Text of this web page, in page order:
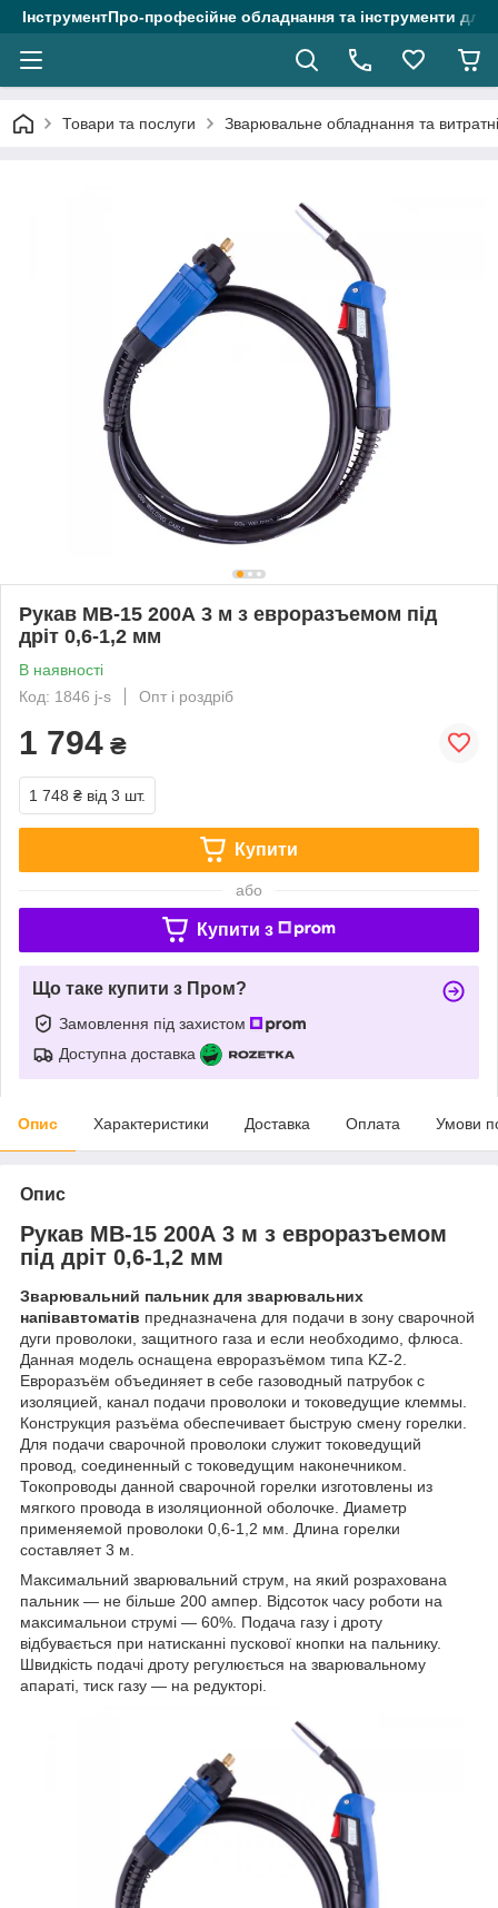
ІнструментПро-професійне обладнання та інструменти для
Товари та послуги Зварювальне обладнання та
Рукав MB-15 200А 3 м з евроразъемом під
дріт 0,6-1,2 мм
В наявності
Код: 1846 j-s
Опт і роздріб
1 794 ₴
1 748 ₴ від 3 шт.
Купити
або
Купити з
Що таке купити з Пром?
Замовлення під захистом
Доступна доставка
Опис Характеристики Доставка Оплата Умови
Опис
Рукав MB-15 200А 3 м з евроразъемом
під дріт 0,6-1,2 мм
Зварювальний пальник для зварювальних
напівавтоматів предназначена для подачи в зону сварочной
дуги проволоки, защитного газа и если необходимо, флюса.
Данная модель оснащена евроразъёмом типа KZ-2.
Евроразъём объединяет в себе газоводный патрубок с
изоляцией, канал подачи проволоки и токоведущие клеммы.
Конструкция разъёма обеспечивает быструю смену горелки.
Для подачи сварочной проволоки служит токоведущий
провод, соединенный с токоведущим наконечником.
Токопроводы данной сварочной горелки изготовлены из
мягкого провода в изоляционной оболочке. Диаметр
применяемой проволоки 0,6-1,2 мм. Длина горелки
составляет 3 м.
Максимальний зварювальний струм, на який розрахована
пальник ― не більше 200 ампер. Відсоток часу роботи на
максимальнои струмі ― 60%. Подача газу і дроту
відбувається при натисканні пускової кнопки на пальнику.
Швидкість подачі дроту регулюється на зварювальному
апараті, тиск газу ― на редукторі.